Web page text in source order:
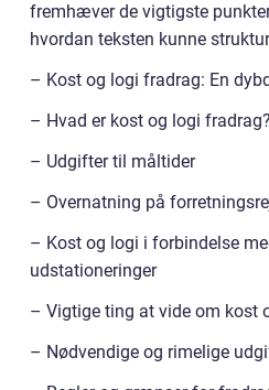
fremhæver de vigtigste
hvordan teksten kunne
– Kost og logi fradrag: En
– Hvad er kost og logi fradrag?
– Udgifter til måltider
– Overnatning på
– Kost og logi i forbindelse
udstationeringer
– Vigtige ting at vide om kost
– Nødvendige og rimelige